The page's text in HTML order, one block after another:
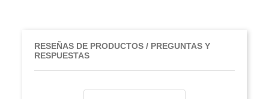
RESEÑAS DE PRODUCTOS / PREGUNTAS Y
RESPUESTAS